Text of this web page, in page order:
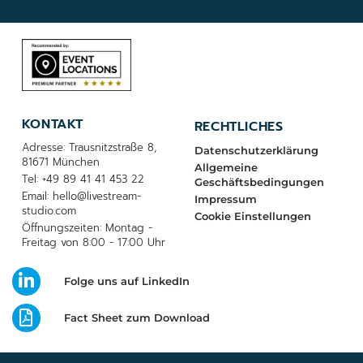
KONTAKT
Adresse: Trausnitzstraße 8,
81671 München
Tel: +49 89 41 41 453 22
Email: hello@livestream-
studio.com
Öffnungszeiten: Montag -
Freitag von 8:00 - 17:00 Uhr
RECHTLICHES
Datenschutzerklärung
Allgemeine
Geschäftsbedingungen
Impressum
Cookie Einstellungen
Folge uns auf LinkedIn
Fact Sheet zum Download